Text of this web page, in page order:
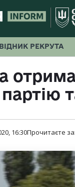
РЕКРУТА
партію
16:30Прочитаєте за: